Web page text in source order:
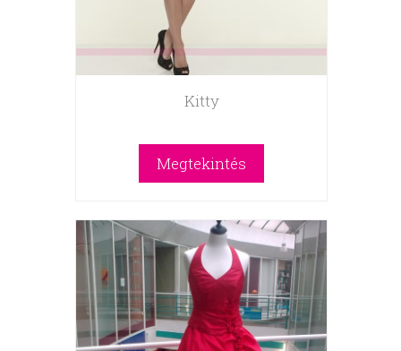
Kitty
Megtekintés